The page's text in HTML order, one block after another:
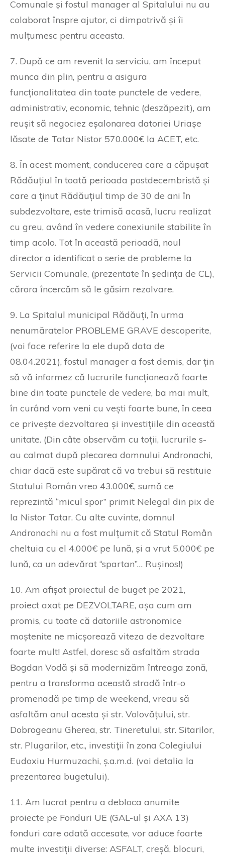
Comunale și fostul manager al Spitalului nu au
colaborat înspre ajutor, ci dimpotrivă și îi
mulțumesc pentru aceasta.
7. După ce am revenit la serviciu, am început
munca din plin, pentru a asigura
funcționalitatea din toate punctele de vedere,
administrativ, economic, tehnic (deszăpezit), am
reușit să negociez eșalonarea datoriei Uriașe
lăsate de Tatar Nistor 570.000€ la ACET, etc.
8. În acest moment, conducerea care a căpușat
Rădăuțiul în toată perioada postdecembristă și
care a ținut Rădăuțiul timp de 30 de ani în
subdezvoltare, este trimisă acasă, lucru realizat
cu greu, având în vedere conexiunile stabilite în
timp acolo. Tot în această perioadă, noul
director a identificat o serie de probleme la
Servicii Comunale, (prezentate în ședința de CL),
cărora încercăm să le găsim rezolvare.
9. La Spitalul municipal Rădăuți, în urma
nenumăratelor PROBLEME GRAVE descoperite,
(voi face referire la ele după data de
08.04.2021), fostul manager a fost demis, dar țin
să vă informez că lucrurile funcționează foarte
bine din toate punctele de vedere, ba mai mult,
în curând vom veni cu vești foarte bune, în ceea
ce privește dezvoltarea și investițiile din această
unitate. (Din câte observăm cu toții, lucrurile s-
au calmat după plecarea domnului Andronachi,
chiar dacă este supărat că va trebui să restituie
Statului Român vreo 43.000€, sumă ce
reprezintă “micul spor” primit Nelegal din pix de
la Nistor Tatar. Cu alte cuvinte, domnul
Andronachi nu a fost mulțumit că Statul Român
cheltuia cu el 4.000€ pe lună, și a vrut 5.000€ pe
lună, ca un adevărat “spartan”… Rușinos!)
10. Am afișat proiectul de buget pe 2021,
proiect axat pe DEZVOLTARE, așa cum am
promis, cu toate că datoriile astronomice
moștenite ne micșorează viteza de dezvoltare
foarte mult! Astfel, doresc să asfaltăm strada
Bogdan Vodă și să modernizăm întreaga zonă,
pentru a transforma această stradă într-o
promenadă pe timp de weekend, vreau să
asfaltăm anul acesta și str. Volovățului, str.
Dobrogeanu Gherea, str. Tineretului, str. Sitarilor,
str. Plugarilor, etc., investiţii în zona Colegiului
Eudoxiu Hurmuzachi, ș.a.m.d. (voi detalia la
prezentarea bugetului).
11. Am lucrat pentru a debloca anumite
proiecte pe Fonduri UE (GAL-ul și AXA 13)
fonduri care odată accesate, vor aduce foarte
multe investiții diverse: ASFALT, creșă, blocuri,